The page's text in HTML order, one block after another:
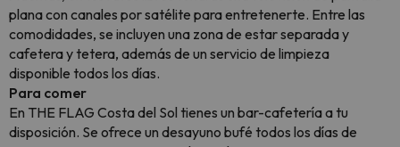
plana con canales por satélite para entretenerte. Entre las
comodidades, se incluyen una zona de estar separada y
cafetera y tetera, además de un servicio de limpieza
disponible todos los días.
Para comer
En THE FLAG Costa del Sol tienes un bar-cafetería a tu
disposición. Se ofrece un desayuno bufé todos los días de